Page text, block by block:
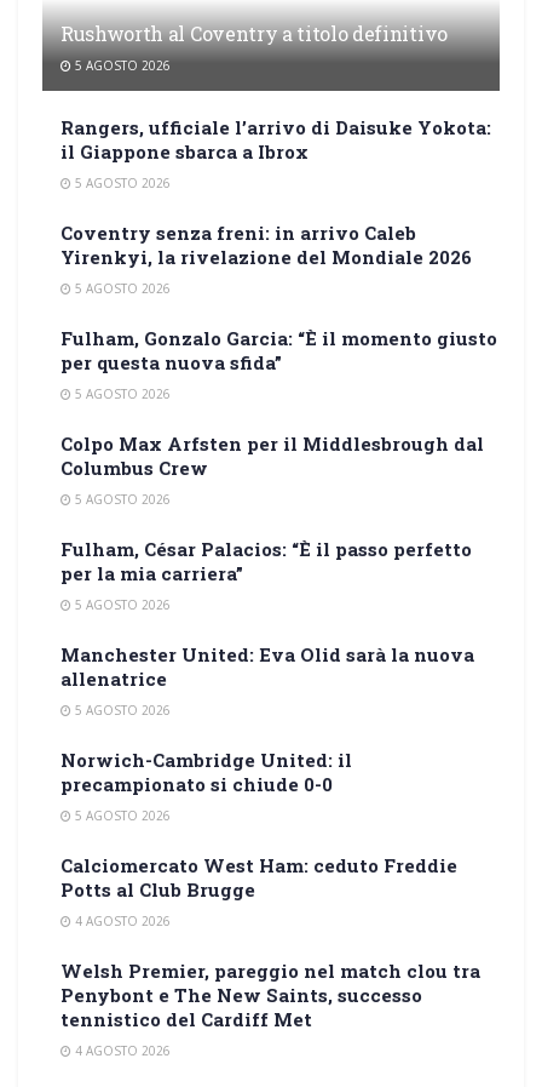
Rushworth al Coventry a titolo definitivo
5 AGOSTO 2026
Rangers, ufficiale l’arrivo di Daisuke Yokota:
il Giappone sbarca a Ibrox
5 AGOSTO 2026
Coventry senza freni: in arrivo Caleb
Yirenkyi, la rivelazione del Mondiale 2026
5 AGOSTO 2026
Fulham, Gonzalo Garcia: “È il momento giusto
per questa nuova sfida”
5 AGOSTO 2026
Colpo Max Arfsten per il Middlesbrough dal
Columbus Crew
5 AGOSTO 2026
Fulham, César Palacios: “È il passo perfetto
per la mia carriera”
5 AGOSTO 2026
Manchester United: Eva Olid sarà la nuova
allenatrice
5 AGOSTO 2026
Norwich-Cambridge United: il
precampionato si chiude 0-0
5 AGOSTO 2026
Calciomercato West Ham: ceduto Freddie
Potts al Club Brugge
4 AGOSTO 2026
Welsh Premier, pareggio nel match clou tra
Penybont e The New Saints, successo
tennistico del Cardiff Met
4 AGOSTO 2026